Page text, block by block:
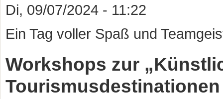
Di, 09/07/2024 - 11:22
Ein Tag voller Spaß und
Workshops zur